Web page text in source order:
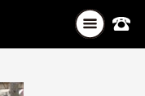
ナ
ビ